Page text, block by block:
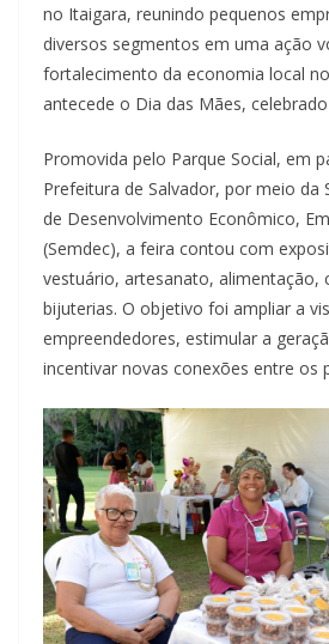
no Itaigara, reunindo pequenos
diversos segmentos em uma ação
fortalecimento da economia local
antecede o Dia das Mães,
Promovida pelo Parque Social, em
Prefeitura de Salvador, por meio da
de Desenvolvimento Econômico,
(Semdec), a feira contou com
vestuário, artesanato, alimentação,
bijuterias. O objetivo foi ampliar a
empreendedores, estimular a
incentivar novas conexões entre os